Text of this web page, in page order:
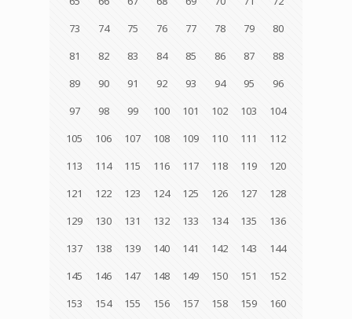
73
74 75 76 77 78 79
80
81
82 83 84 85 86 87
88
89
90 91 92 93 94 95
96
97
98 99 100 101 102 103
104
105
106 107 108 109 110 111
112
113
114 115 116 117 118 119
120
121
122 123 124 125 126 127
128
129
130 131 132 133 134 135
136
137
138 139 140 141 142 143
144
145
146 147 148 149 150 151
152
153
154 155 156 157 158 159
160